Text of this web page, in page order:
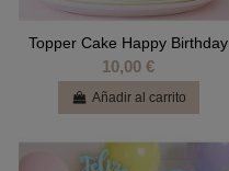
Topper Cake Happy Birthday
10,00 €
Añadir al carrito